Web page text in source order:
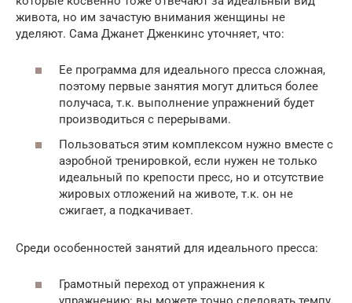
живота, но им зачастую внимания женщины не
уделяют. Сама Джанет Дженкинс уточняет, что:
Ее программа для идеального пресса сложная,
поэтому первые занятия могут длиться более
получаса, т.к. выполнение упражнений будет
производиться с перерывами.
Пользоваться этим комплексом нужно вместе с
аэробной тренировкой, если нужен не только
идеальный по крепости пресс, но и отсутствие
жировых отложений на животе, т.к. он не
сжигает, а подкачивает.
Среди особенностей занятий для идеального пресса:
Грамотный переход от упражнения к